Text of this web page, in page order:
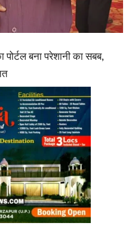
बना परेशानी का सबब,